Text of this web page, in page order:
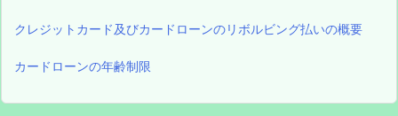
クレジットカード及びカードローンのリボルビング払いの概要
カードローンの年齢制限